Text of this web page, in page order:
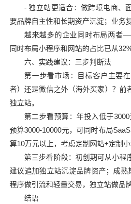
- 独立站更适合：做跨境电商、
要品牌自主性和长期资产沉淀；业务
越来越多的企业同时布局两者
同时布局小程序和网站的占比已从
六、实践建议：三步判断法
第一步看市场：目标客户主要
者）还是微信之外（海外买家）？前
独立站。
第二步看预算：年投入低于3000
预算3000-10000元，可同时布局
算10万元以上，考虑定制网站+定制小
第三步看阶段：初创期可从小程
建议追加独立站沉淀品牌资产；成
程序做引流和轻量交易，独立站做品
结语